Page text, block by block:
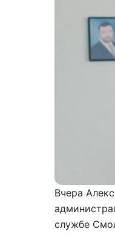
Вчера
службе